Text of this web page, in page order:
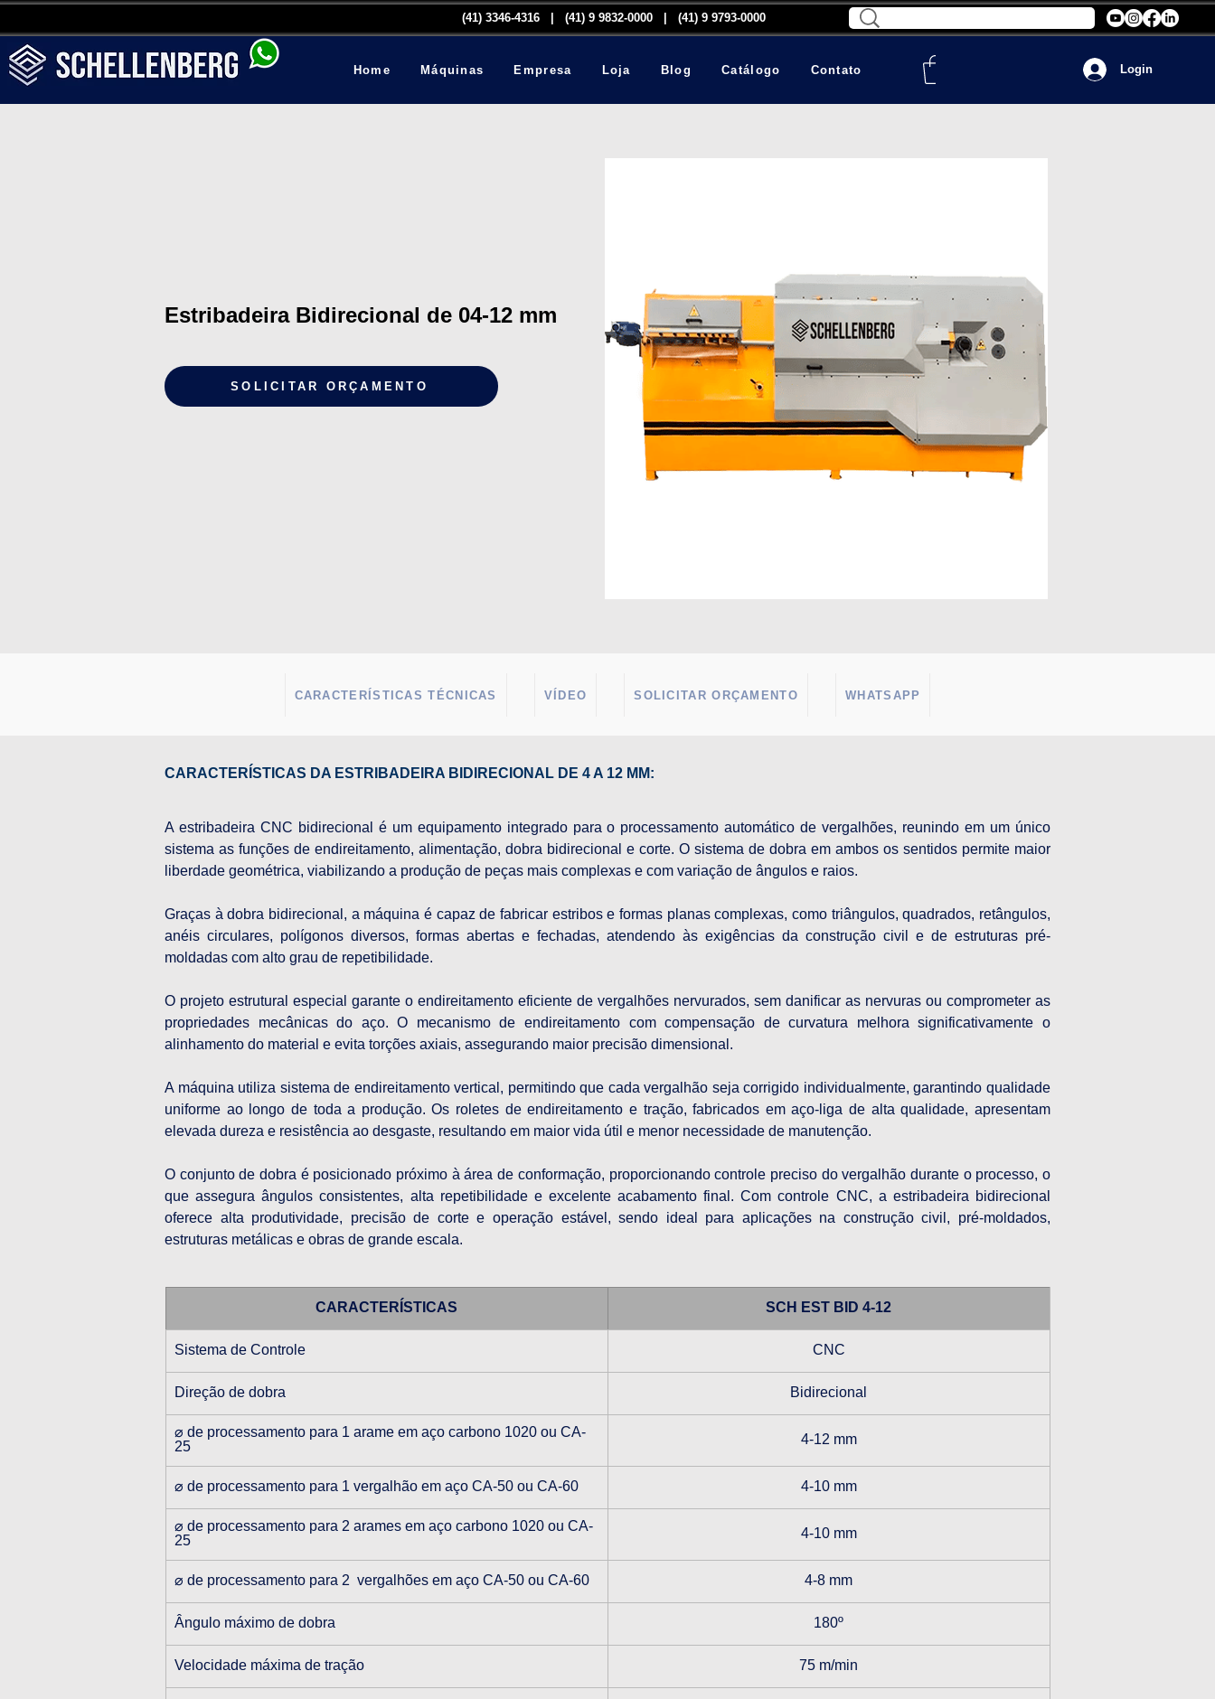
(41) 3346-4316​ | (41) 9 9832-0000 | (41) 9 9793-0000
Home Máquinas Empresa Loja Blog Catálogo Contato Login
Estribadeira Bidirecional de 04-12 mm
SOLICITAR ORÇAMENTO
CARACTERÍSTICAS TÉCNICAS VÍDEO SOLICITAR ORÇAMENTO WHATSAPP
CARACTERÍSTICAS DA ESTRIBADEIRA BIDIRECIONAL DE 4 A 12 MM:
A estribadeira CNC bidirecional é um equipamento integrado para o processamento automático de vergalhões, reunindo em um único
sistema as funções de endireitamento, alimentação, dobra bidirecional e corte. O sistema de dobra em ambos os sentidos permite maior
liberdade geométrica, viabilizando a produção de peças mais complexas e com variação de ângulos e raios.
Graças à dobra bidirecional, a máquina é capaz de fabricar estribos e formas planas complexas, como triângulos, quadrados, retângulos,
anéis circulares, polígonos diversos, formas abertas e fechadas, atendendo às exigências da construção civil e de estruturas pré-
moldadas com alto grau de repetibilidade.
O projeto estrutural especial garante o endireitamento eficiente de vergalhões nervurados, sem danificar as nervuras ou comprometer as
propriedades mecânicas do aço. O mecanismo de endireitamento com compensação de curvatura melhora significativamente o
alinhamento do material e evita torções axiais, assegurando maior precisão dimensional.
A máquina utiliza sistema de endireitamento vertical, permitindo que cada vergalhão seja corrigido individualmente, garantindo qualidade
uniforme ao longo de toda a produção. Os roletes de endireitamento e tração, fabricados em aço-liga de alta qualidade, apresentam
elevada dureza e resistência ao desgaste, resultando em maior vida útil e menor necessidade de manutenção.
O conjunto de dobra é posicionado próximo à área de conformação, proporcionando controle preciso do vergalhão durante o processo, o
que assegura ângulos consistentes, alta repetibilidade e excelente acabamento final. Com controle CNC, a estribadeira bidirecional
oferece alta produtividade, precisão de corte e operação estável, sendo ideal para aplicações na construção civil, pré-moldados,
estruturas metálicas e obras de grande escala.
CARACTERÍSTICAS SCH EST BID 4-12
Sistema de Controle CNC
Direção de dobra Bidirecional
⌀ de processamento para 1 arame em aço carbono 1020 ou CA-
25
4-12 mm
⌀ de processamento para 1 vergalhão em aço CA-50 ou CA-60 4-10 mm
⌀ de processamento para 2 arames em aço carbono 1020 ou CA-
25
4-10 mm
⌀ de processamento para 2  vergalhões em aço CA-50 ou CA-60 4-8 mm
Ângulo máximo de dobra 180º
Velocidade máxima de tração 75 m/min